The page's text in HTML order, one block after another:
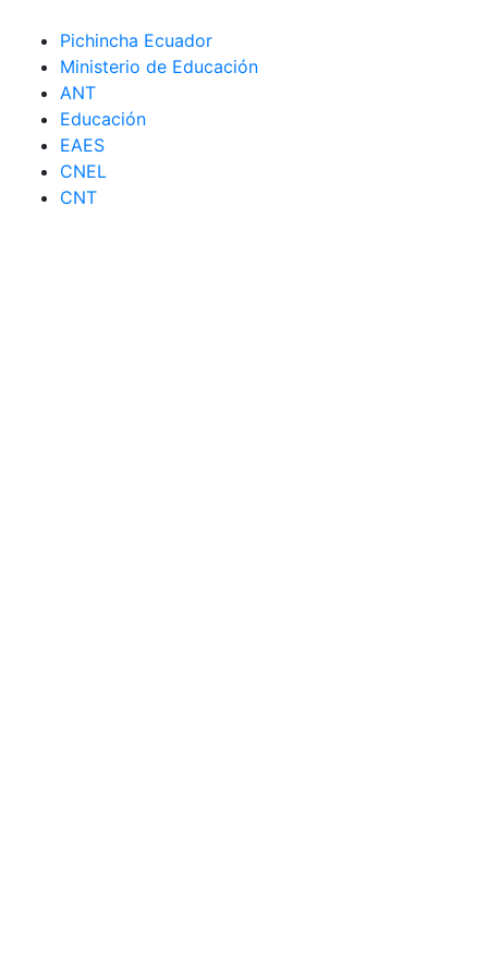
Pichincha Ecuador
Ministerio de Educación
ANT
Educación
EAES
CNEL
CNT